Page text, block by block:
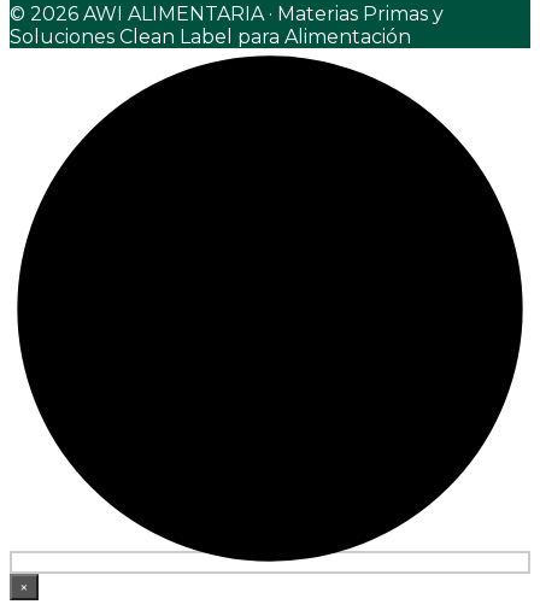
© 2026 AWI ALIMENTARIA · Materias Primas y
Soluciones Clean Label para Alimentación
×